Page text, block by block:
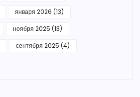
января 2026 (13)
ноября 2025 (13)
сентября 2025 (4)